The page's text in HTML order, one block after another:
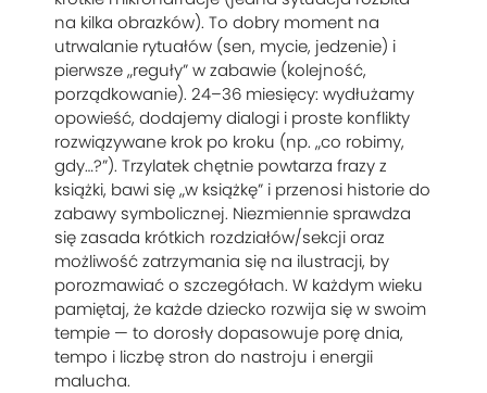
na kilka obrazków). To dobry moment na
utrwalanie rytuałów (sen, mycie, jedzenie) i
pierwsze „reguły” w zabawie (kolejność,
porządkowanie). 24–36 miesięcy: wydłużamy
opowieść, dodajemy dialogi i proste konflikty
rozwiązywane krok po kroku (np. „co robimy,
gdy…?”). Trzylatek chętnie powtarza frazy z
książki, bawi się „w książkę” i przenosi historie do
zabawy symbolicznej. Niezmiennie sprawdza
się zasada krótkich rozdziałów/sekcji oraz
możliwość zatrzymania się na ilustracji, by
porozmawiać o szczegółach. W każdym wieku
pamiętaj, że każde dziecko rozwija się w swoim
tempie — to dorosły dopasowuje porę dnia,
tempo i liczbę stron do nastroju i energii
malucha.